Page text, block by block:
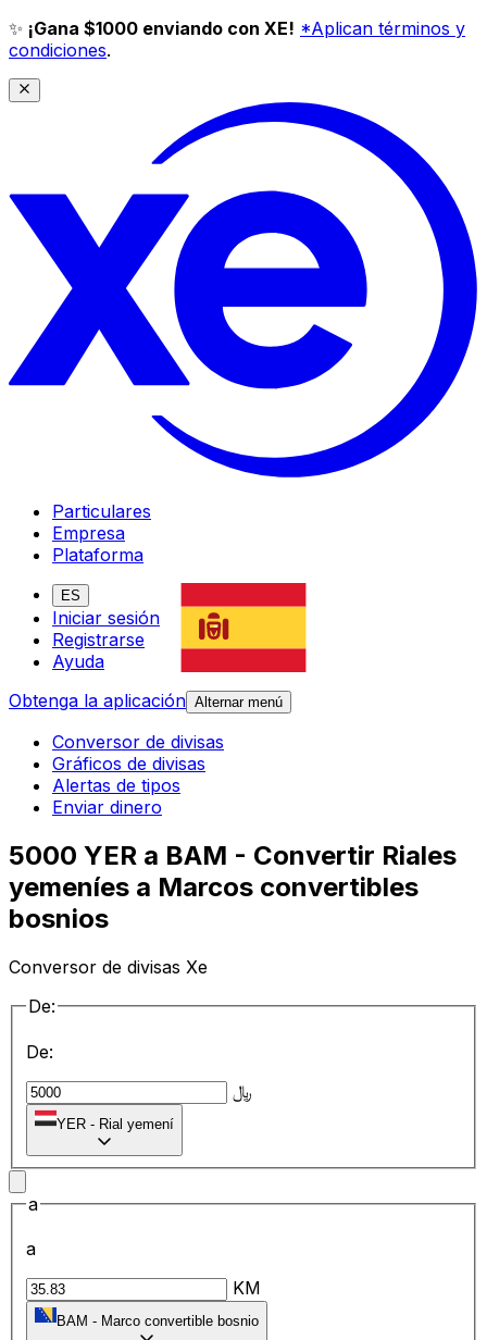
✨ ¡Gana $1000 enviando con XE! *Aplican términos y
condiciones.
Particulares
Empresa
Plataforma
ES
Iniciar sesión
Registrarse
Ayuda
Obtenga la aplicación Alternar menú
Conversor de divisas
Gráficos de divisas
Alertas de tipos
Enviar dinero
5000 YER a BAM - Convertir Riales
yemeníes a Marcos convertibles
bosnios
Conversor de divisas Xe
De:
De:
﷼
YER - Rial yemení
a
a
KM
BAM - Marco convertible bosnio